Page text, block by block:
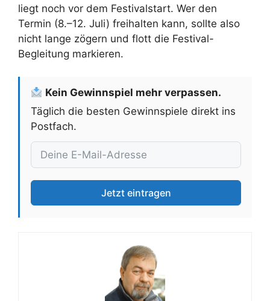
liegt noch vor dem Festivalstart. Wer den
Termin (8.–12. Juli) freihalten kann, sollte also
nicht lange zögern und flott die Festival-
Begleitung markieren.
Kein Gewinnspiel mehr verpassen.
Täglich die besten Gewinnspiele direkt ins
Postfach.
Jetzt eintragen